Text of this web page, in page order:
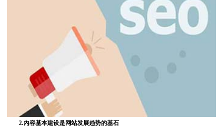
2.內容基本建设是网站发展趋势的基石